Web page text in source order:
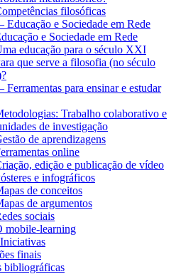
filosóficas
Educação e Sociedade em Rede
e Sociedade em Rede
educação para o século XXI
que serve a filosofia (no século
Ferramentas para ensinar e estudar
Trabalho colaborativo e
de investigação
de aprendizagens
online
edição e publicação de vídeo
e infográficos
de conceitos
de argumentos
sociais
mobile-learning
finais
bibliográficas